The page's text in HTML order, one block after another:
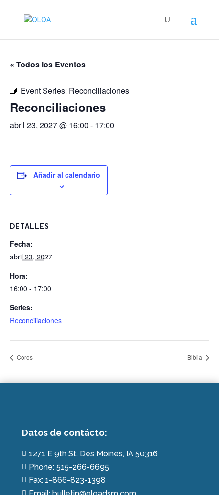
« Todos los Eventos
Event Series: Reconciliaciones
Reconciliaciones
abril 23, 2027 @ 16:00 - 17:00
Añadir al calendario
DETALLES
Fecha:
abril 23, 2027
Hora:
16:00 - 17:00
Series:
Reconciliaciones
Coros Biblia
Datos de contácto:
 1271 E 9th St. Des Moines, IA 50316
 Phone: 515-266-6695
 Fax: 1-866-823-1398
